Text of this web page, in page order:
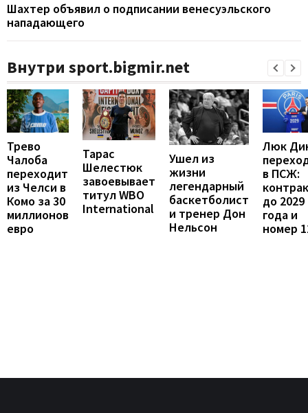
Шахтер объявил о подписании венесуэльского
нападающего
Внутри sport.bigmir.net
Трево
Чалоба
переходит
из Челси в
Комо за 30
миллионов
евро
Тарас
Шелестюк
завоевывает
титул WBO
International
Ушел из
жизни
легендарный
баскетболист
и тренер Дон
Нельсон
Люк
в ПСЖ:
до 2029
года и
номер